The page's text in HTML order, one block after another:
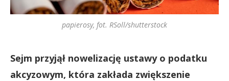
papierosy, fot. RSoll/shutterstock
Sejm przyjął nowelizację ustawy o podatku
akcyzowym, która zakłada zwiększenie